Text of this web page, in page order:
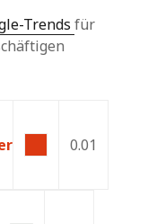
Trendsfür
0.01